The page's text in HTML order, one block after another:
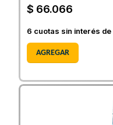
$ 66.066
6 cuotas sin interés de
AGREGAR